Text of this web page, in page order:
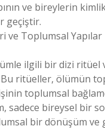
ve bireylerin
geçiştir.
ve Toplumsal Yapılar
ilgili bir dizi ritüel
ritüeller, ölümün
toplumsal
sadece bireysel bir
bir dönüşüm ve